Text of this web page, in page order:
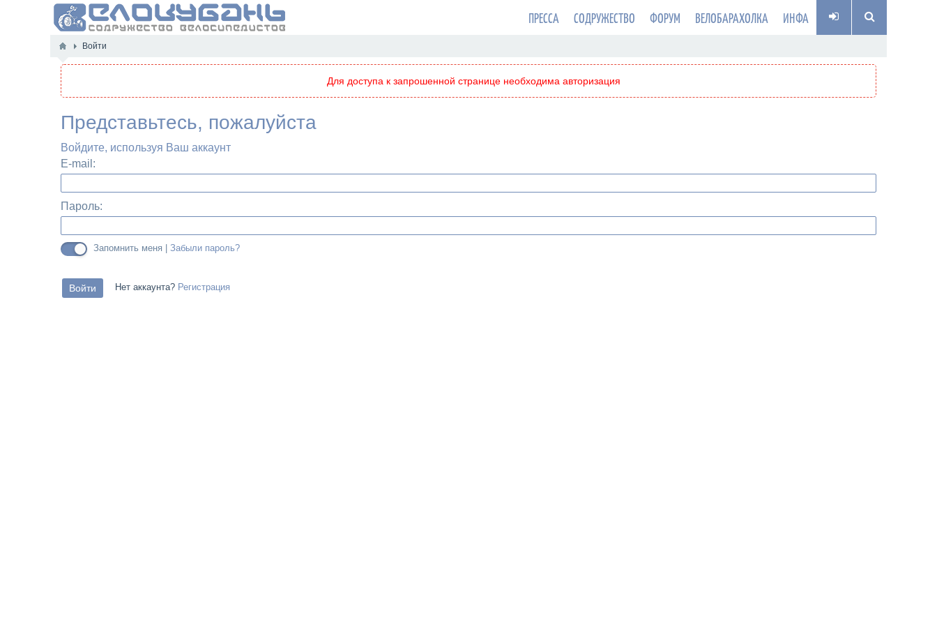
ПРЕССА СОДРУЖЕСТВО ФОРУМ ВЕЛОБАРАХОЛКА ИНФА
Войти
Для доступа к запрошенной странице необходима авторизация
Представьтесь, пожалуйста
Войдите, используя Ваш аккаунт
E-mail:
Пароль:
Запомнить меня | Забыли пароль?
Нет аккаунта? Регистрация